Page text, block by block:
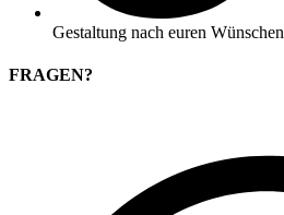
Gestaltung nach euren Wünschen
FRAGEN?